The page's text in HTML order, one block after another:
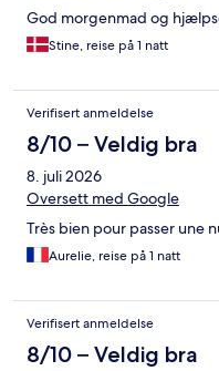
God morgenmad og
Stine, reise på 1 natt
Verifisert anmeldelse
8/10 – Veldig bra
8. juli 2026
Oversett med Google
Très bien pour passer une
Aurelie, reise på 1 natt
Verifisert anmeldelse
8/10 – Veldig bra